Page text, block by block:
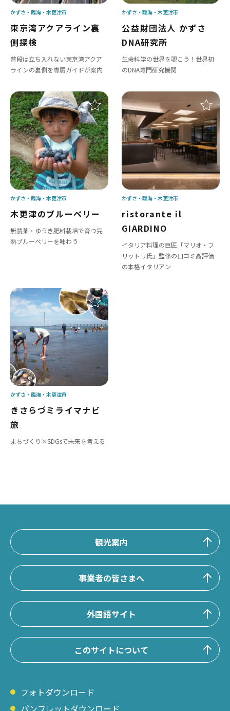
東京湾アクアライン裏
側探検
普段は立ち入れない東京湾アクア
ラインの裏側を専属ガイドが案内
かずさ・臨海 木更津市
公益財団法人 かずさ
DNA研究所
生命科学の世界を覗こう！世界初
のDNA専門研究機関
かずさ・臨海 木更津市
木更津のブルーベリー
無農薬・ゆうき肥料栽培で育つ完
熟ブルーベリーを味わう
かずさ・臨海 木更津市
ristorante il
GIARDINO
イタリア料理の巨匠「マリオ・フ
リットリ氏」監修の口コミ高評価
の本格イタリアン
かずさ・臨海 木更津市
きさらづミライマナビ
旅
まちづくり×SDGsで未来を考える
かずさ・臨海 木更津市
観光案内
事業者の皆さまへ
外国語サイト
このサイトについて
フォトダウンロード
パンフレットダウンロード